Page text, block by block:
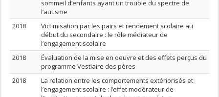
sommeil d’enfants ayant un trouble du spectre de
l’autisme
2018
Victimisation par les pairs et rendement scolaire au
début du secondaire : le rôle médiateur de
l’engagement scolaire
2018
Évaluation de la mise en oeuvre et des effets perçus du
programme Vestiaire des pères
2018
La relation entre les comportements extériorisés et
l’engagement scolaire : l’effet modérateur de